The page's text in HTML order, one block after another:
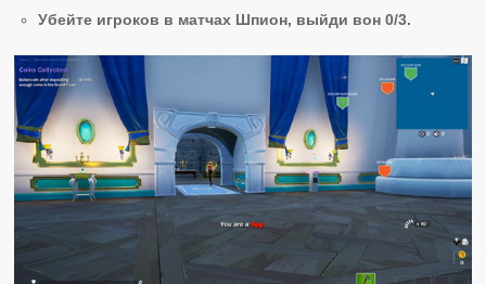
Убейте игроков в матчах Шпион, выйди вон 0/3.